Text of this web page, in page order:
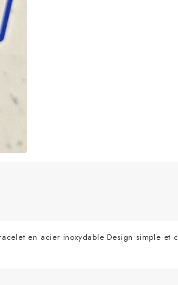
en acier inoxydable Design simple et